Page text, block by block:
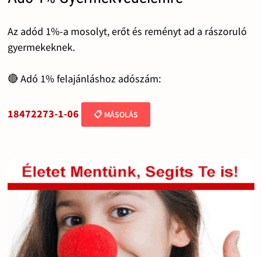
Az adód 1%-a mosolyt, erőt és reményt ad a rászoruló
gyermekeknek.
🔴 Adó 1% felajánláshoz adószám:
18472273-1-06 📋 MÁSOLÁS